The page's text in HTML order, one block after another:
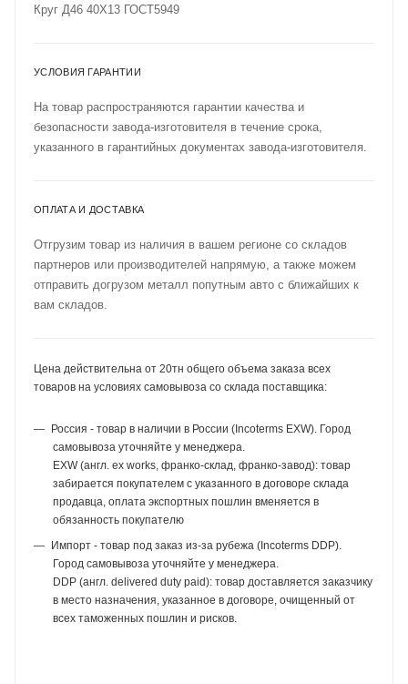
Круг Д46 40Х13 ГОСТ5949
УСЛОВИЯ ГАРАНТИИ
На товар распространяются гарантии качества и
безопасности завода-изготовителя в течение срока,
указанного в гарантийных документах завода-изготовителя.
ОПЛАТА И ДОСТАВКА
Отгрузим товар из наличия в вашем регионе со складов
партнеров или производителей напрямую, а также можем
отправить догрузом металл попутным авто с ближайших к
вам складов.
Цена действительна от 20тн общего объема заказа всех
товаров на условиях самовывоза со склада поставщика:
Россия - товар в наличии в России (Incoterms EXW). Город
самовывоза уточняйте у менеджера.
EXW (англ. ex works, франко-склад, франко-завод): товар
забирается покупателем с указанного в договоре склада
продавца, оплата экспортных пошлин вменяется в
обязанность покупателю
Импорт - товар под заказ из-за рубежа (Incoterms DDP).
Город самовывоза уточняйте у менеджера.
DDP (англ. delivered duty paid): товар доставляется заказчику
в место назначения, указанное в договоре, очищенный от
всех таможенных пошлин и рисков.